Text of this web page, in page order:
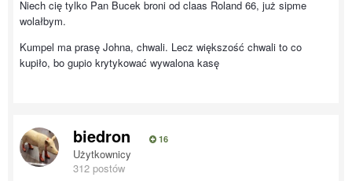
Niech cię tylko Pan Bucek broni od claas Roland 66, już sipme
wolałbym.
Kumpel ma prasę Johna, chwali. Lecz większość chwali to co
kupiło, bo gupio krytykować wywalona kasę
biedron 16
Użytkownicy
312 postów